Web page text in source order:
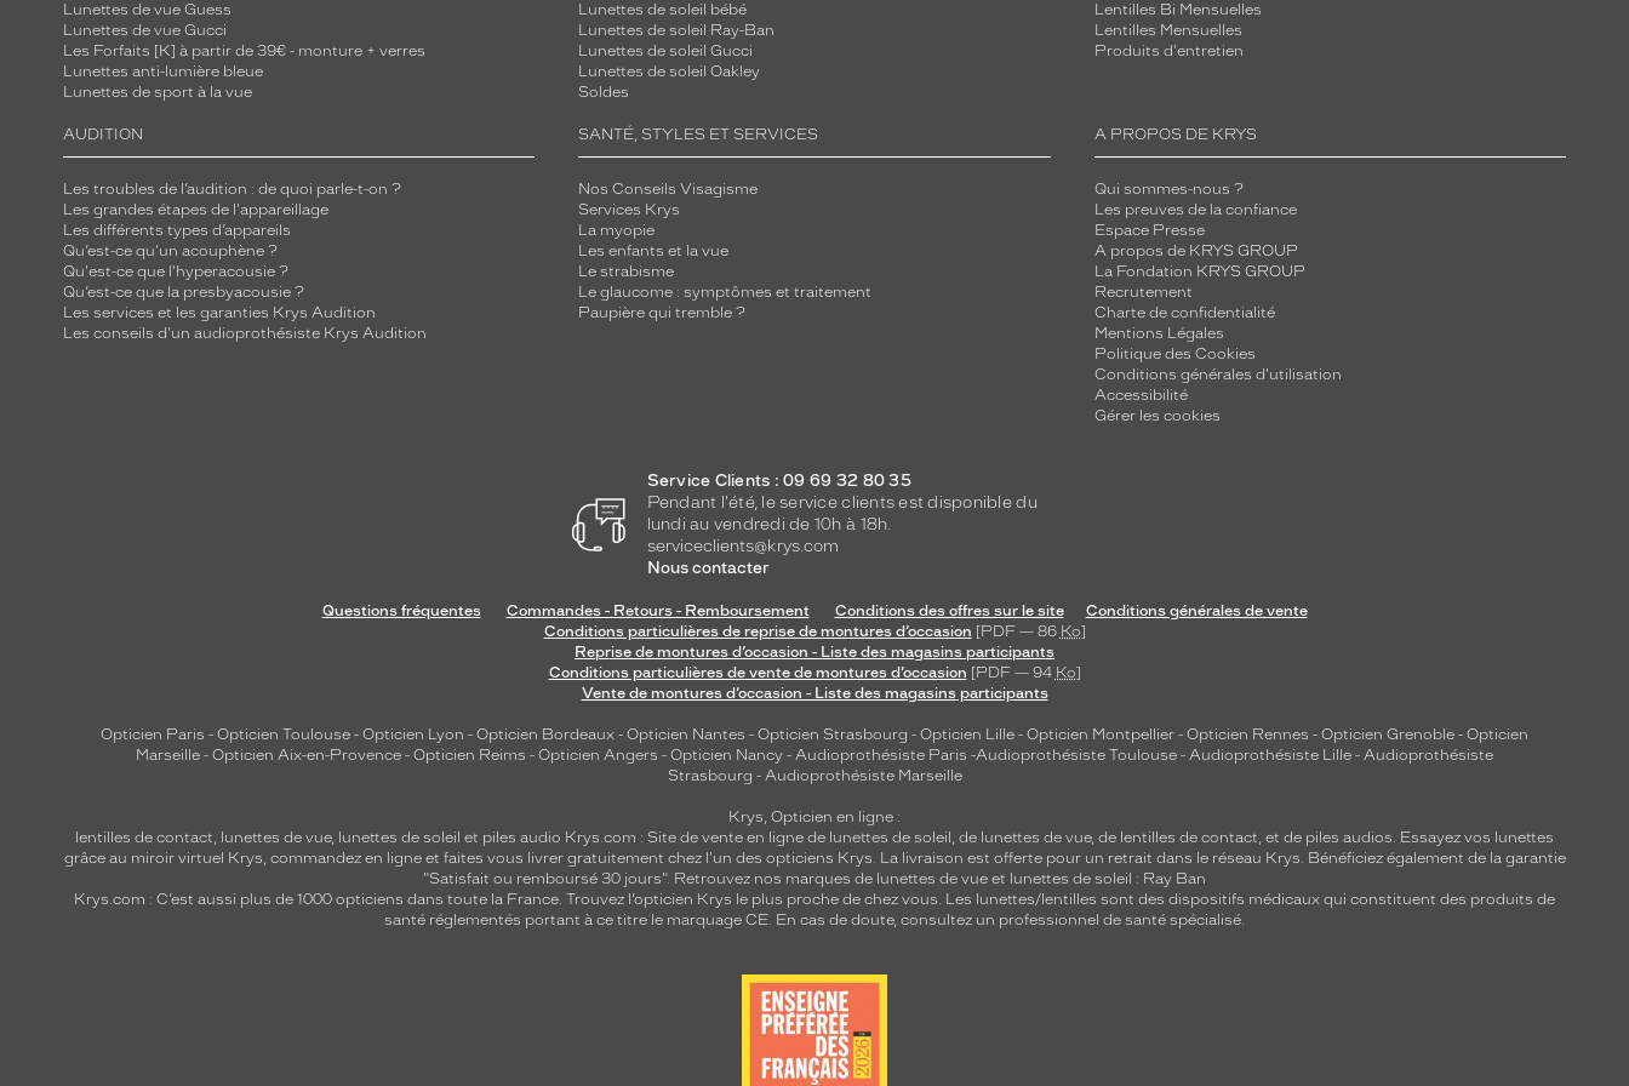
Lunettes de vue Guess
Lunettes de vue Gucci
Les Forfaits [K] à partir de 39€ - monture + verres
Lunettes anti-lumière bleue
Lunettes de sport à la vue
Lunettes de soleil bébé
Lunettes de soleil Ray-Ban
Lunettes de soleil Gucci
Lunettes de soleil Oakley
Soldes
Lentilles Bi Mensuelles
Lentilles Mensuelles
Produits d'entretien
AUDITION
Les troubles de l’audition : de quoi parle-t-on ?
Les grandes étapes de l'appareillage
Les différents types d’appareils
Qu’est-ce qu'un acouphène ?
Qu'est-ce que l'hyperacousie ?
Qu’est-ce que la presbyacousie ?
Les services et les garanties Krys Audition
Les conseils d'un audioprothésiste Krys Audition
SANTÉ, STYLES ET SERVICES
Nos Conseils Visagisme
Services Krys
La myopie
Les enfants et la vue
Le strabisme
Le glaucome : symptômes et traitement
Paupière qui tremble ?
A PROPOS DE KRYS
Qui sommes-nous ?
Les preuves de la confiance
Espace Presse
A propos de KRYS GROUP
La Fondation KRYS GROUP
Recrutement
Charte de confidentialité
Mentions Légales
Politique des Cookies
Conditions générales d'utilisation
Accessibilité
Gérer les cookies
Service Clients : 09 69 32 80 35
Pendant l'été, le service clients est disponible du
lundi au vendredi de 10h à 18h.
serviceclients@krys.com
Nous contacter
Questions fréquentes Commandes - Retours - Remboursement Conditions des offres sur le site
Conditions générales de vente
Conditions particulières de reprise de montures d’occasion [PDF — 86 Ko]
Reprise de montures d’occasion - Liste des magasins participants
Conditions particulières de vente de montures d’occasion [PDF — 94 Ko]
Vente de montures d’occasion - Liste des magasins participants
Opticien Paris - Opticien Toulouse - Opticien Lyon - Opticien Bordeaux - Opticien Nantes - Opticien Strasbourg - Opticien Lille - Opticien Montpellier - Opticien Rennes - Opticien Grenoble - Opticien
Marseille - Opticien Aix-en-Provence - Opticien Reims - Opticien Angers - Opticien Nancy - Audioprothésiste Paris -Audioprothésiste Toulouse - Audioprothésiste Lille - Audioprothésiste
Strasbourg - Audioprothésiste Marseille
Krys, Opticien en ligne :
lentilles de contact, lunettes de vue, lunettes de soleil et piles audio Krys.com : Site de vente en ligne de lunettes de soleil, de lunettes de vue, de lentilles de contact, et de piles audios. Essayez vos lunettes
grâce au miroir virtuel Krys, commandez en ligne et faites vous livrer gratuitement chez l'un des opticiens Krys. La livraison est offerte pour un retrait dans le réseau Krys. Bénéficiez également de la garantie
"Satisfait ou remboursé 30 jours". Retrouvez nos marques de lunettes de vue et lunettes de soleil : Ray Ban
Krys.com : C’est aussi plus de 1000 opticiens dans toute la France. Trouvez l’opticien Krys le plus proche de chez vous. Les lunettes/lentilles sont des dispositifs médicaux qui constituent des produits de
santé réglementés portant à ce titre le marquage CE. En cas de doute, consultez un professionnel de santé spécialisé.